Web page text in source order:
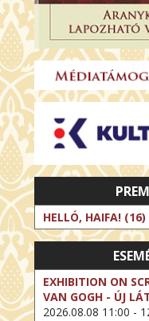
HELLÓ, HAIFA! (16)
EXHIBITION ON
VAN GOGH - ÚJ
2026.08.08 11:00 -